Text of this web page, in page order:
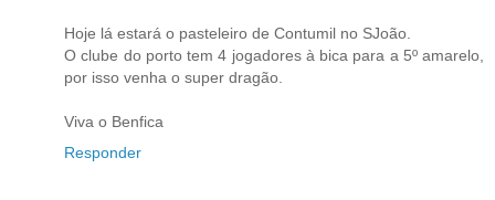
Hoje lá estará o pasteleiro de Contumil no SJoão.
O clube do porto tem 4 jogadores à bica para a 5º amarelo,
por isso venha o super dragão.
Viva o Benfica
Responder